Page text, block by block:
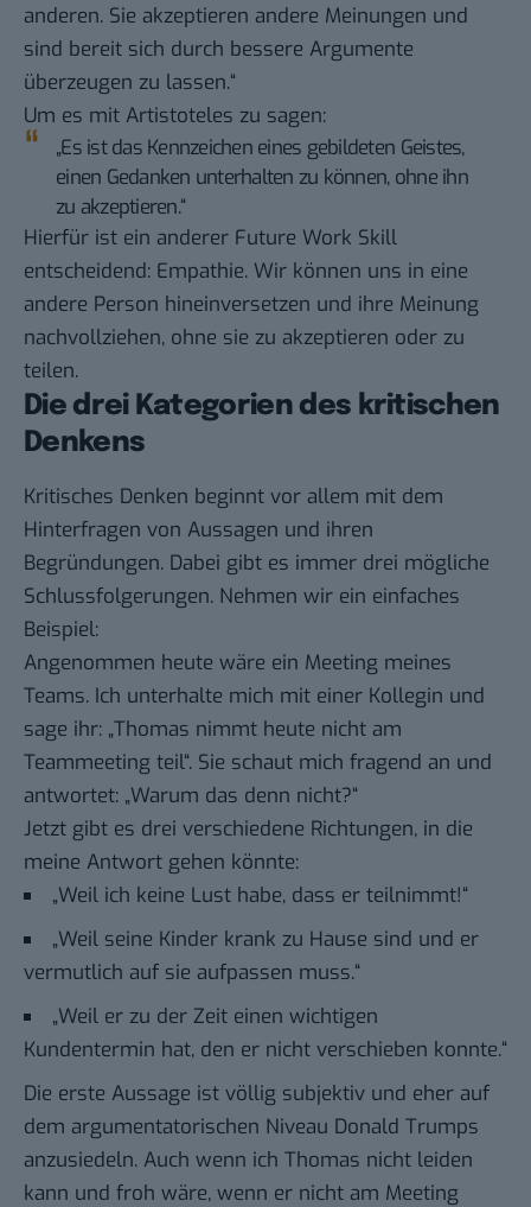
anderen. Sie akzeptieren andere Meinungen und
sind bereit sich durch bessere Argumente
überzeugen zu lassen.“
Um es mit Artistoteles zu sagen:
„Es ist das Kennzeichen eines gebildeten Geistes,
einen Gedanken unterhalten zu können, ohne ihn
zu akzeptieren.“
Hierfür ist ein anderer Future Work Skill
entscheidend: Empathie. Wir können uns in eine
andere Person hineinversetzen und ihre Meinung
nachvollziehen, ohne sie zu akzeptieren oder zu
teilen.
Die drei Kategorien des kritischen
Denkens
Kritisches Denken beginnt vor allem mit dem
Hinterfragen von Aussagen und ihren
Begründungen. Dabei gibt es immer drei mögliche
Schlussfolgerungen. Nehmen wir ein einfaches
Beispiel:
Angenommen heute wäre ein Meeting meines
Teams. Ich unterhalte mich mit einer Kollegin und
sage ihr: „Thomas nimmt heute nicht am
Teammeeting teil“. Sie schaut mich fragend an und
antwortet: „Warum das denn nicht?“
Jetzt gibt es drei verschiedene Richtungen, in die
meine Antwort gehen könnte:
„Weil ich keine Lust habe, dass er teilnimmt!“
„Weil seine Kinder krank zu Hause sind und er
vermutlich auf sie aufpassen muss.“
„Weil er zu der Zeit einen wichtigen
Kundentermin hat, den er nicht verschieben konnte.“
Die erste Aussage ist völlig subjektiv und eher auf
dem argumentatorischen Niveau Donald Trumps
anzusiedeln. Auch wenn ich Thomas nicht leiden
kann und froh wäre, wenn er nicht am Meeting